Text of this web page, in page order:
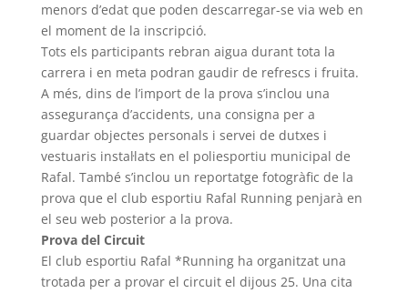
menors d’edat que poden descarregar-se via web en
el moment de la inscripció.
Tots els participants rebran aigua durant tota la
carrera i en meta podran gaudir de refrescs i fruita.
A més, dins de l’import de la prova s’inclou una
assegurança d’accidents, una consigna per a
guardar objectes personals i servei de dutxes i
vestuaris instal·lats en el poliesportiu municipal de
Rafal. També s’inclou un reportatge fotogràfic de la
prova que el club esportiu Rafal Running penjarà en
el seu web posterior a la prova.
Prova del Circuit
El club esportiu Rafal *Running ha organitzat una
trotada per a provar el circuit el dijous 25. Una cita